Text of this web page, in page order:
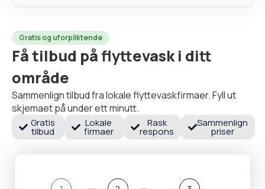
Gratis og uforpliktende
Få tilbud på flyttevask i ditt
område
Sammenlign tilbud fra lokale flyttevaskfirmaer. Fyll ut
skjemaet på under ett minutt.
Gratis
tilbud
Lokale
firmaer
Rask
respons
Sammenlign
priser